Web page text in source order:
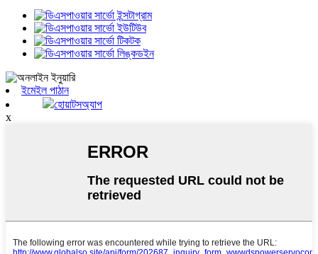
ইমেইল পাঠান
হোয়াটসঅ্যাপ
x